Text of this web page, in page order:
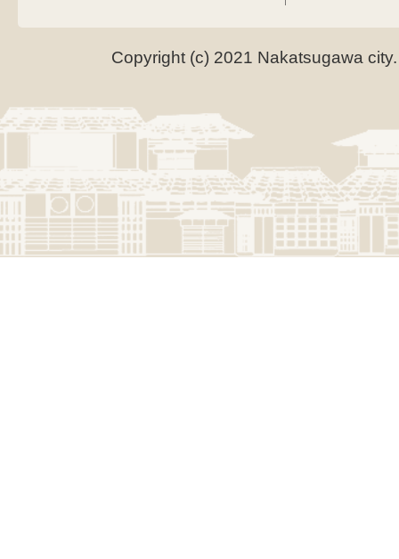
Copyright (c) 2021 Nakatsugawa